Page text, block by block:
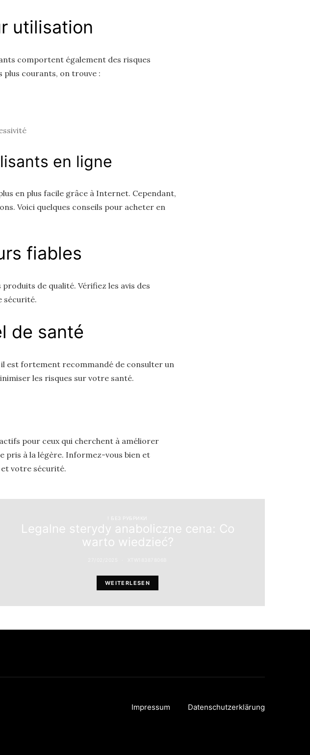
utilisation
comportent également des risques
plus courants, on trouve :
en ligne
en plus facile grâce à Internet. Cependant,
Voici quelques conseils pour acheter en
fiables
de qualité. Vérifiez les avis des
sécurité.
de santé
est fortement recommandé de consulter un
les risques sur votre santé.
pour ceux qui cherchent à améliorer
pris à la légère. Informez-vous bien et
votre sécurité.
! БЕЗ РУБРИКИ
Legalne sterydy anaboliczne cena: Co
warto wiedzieć?
WEITERLESEN
Impressum Datenschutzerklärung